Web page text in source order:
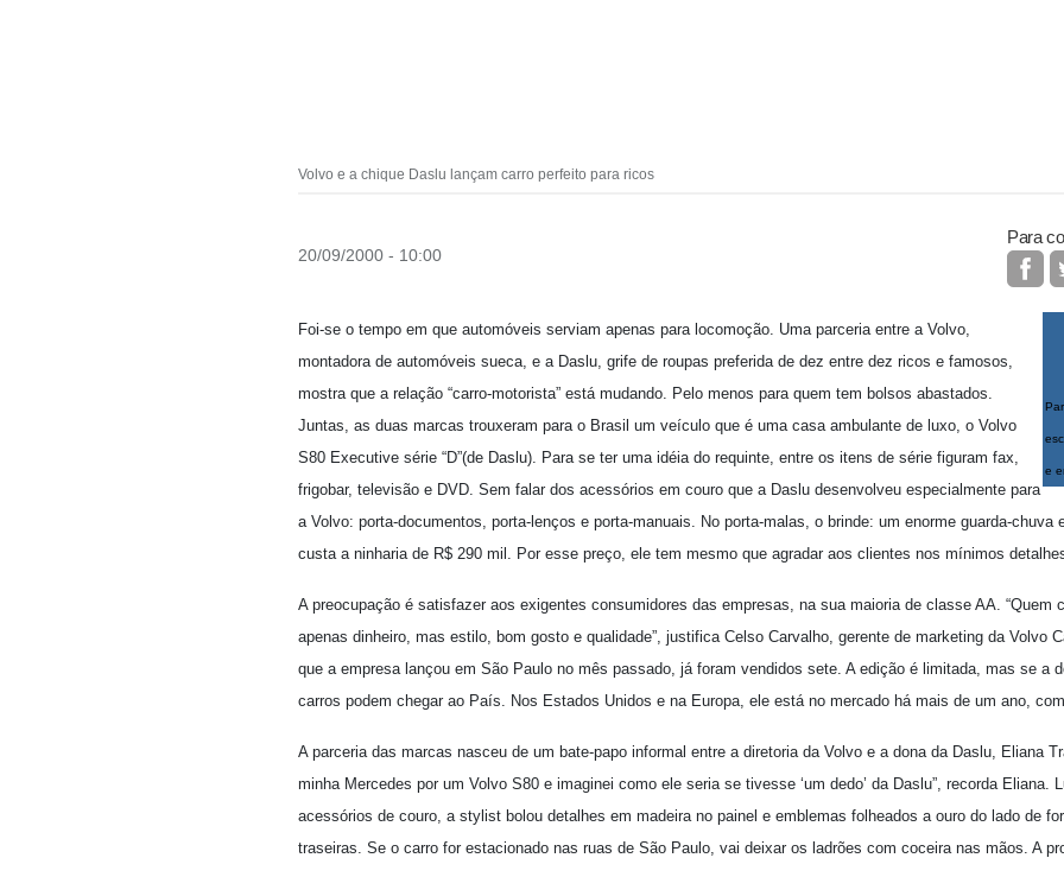
Volvo e a chique Daslu lançam carro perfeito para ricos
20/09/2000 - 10:00
Para
e
Foi-se o tempo em que automóveis serviam apenas para locomoção. Uma parceria entre a Volvo,
montadora de automóveis sueca, e a Daslu, grife de roupas preferida de dez entre dez ricos e famosos,
mostra que a relação “carro-motorista” está mudando. Pelo menos para quem tem bolsos abastados.
Juntas, as duas marcas trouxeram para o Brasil um veículo que é uma casa ambulante de luxo, o Volvo
S80 Executive série “D”(de Daslu). Para se ter uma idéia do requinte, entre os itens de série figuram fax,
frigobar, televisão e DVD. Sem falar dos acessórios em couro que a Daslu desenvolveu especialmente para
a Volvo: porta-documentos, porta-lenços e porta-manuais. No porta-malas, o brinde: um enorme guarda-chuva
custa a ninharia de R$ 290 mil. Por esse preço, ele tem mesmo que agradar aos clientes nos mínimos
A preocupação é satisfazer aos exigentes consumidores das empresas, na sua maioria de classe AA. “Quem
apenas dinheiro, mas estilo, bom gosto e qualidade”, justifica Celso Carvalho, gerente de marketing da Volvo
que a empresa lançou em São Paulo no mês passado, já foram vendidos sete. A edição é limitada, mas se a
carros podem chegar ao País. Nos Estados Unidos e na Europa, ele está no mercado há mais de um ano,
A parceria das marcas nasceu de um bate-papo informal entre a diretoria da Volvo e a dona da Daslu, Eliana
minha Mercedes por um Volvo S80 e imaginei como ele seria se tivesse ‘um dedo’ da Daslu”, recorda Eliana.
acessórios de couro, a stylist bolou detalhes em madeira no painel e emblemas folheados a ouro do lado de
traseiras. Se o carro for estacionado nas ruas de São Paulo, vai deixar os ladrões com coceira nas mãos. A